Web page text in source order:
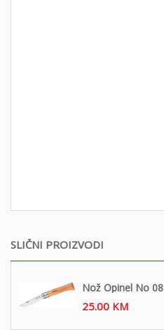
SLIČNI PROIZVODI
Nož Opinel No 08
25.00 KM